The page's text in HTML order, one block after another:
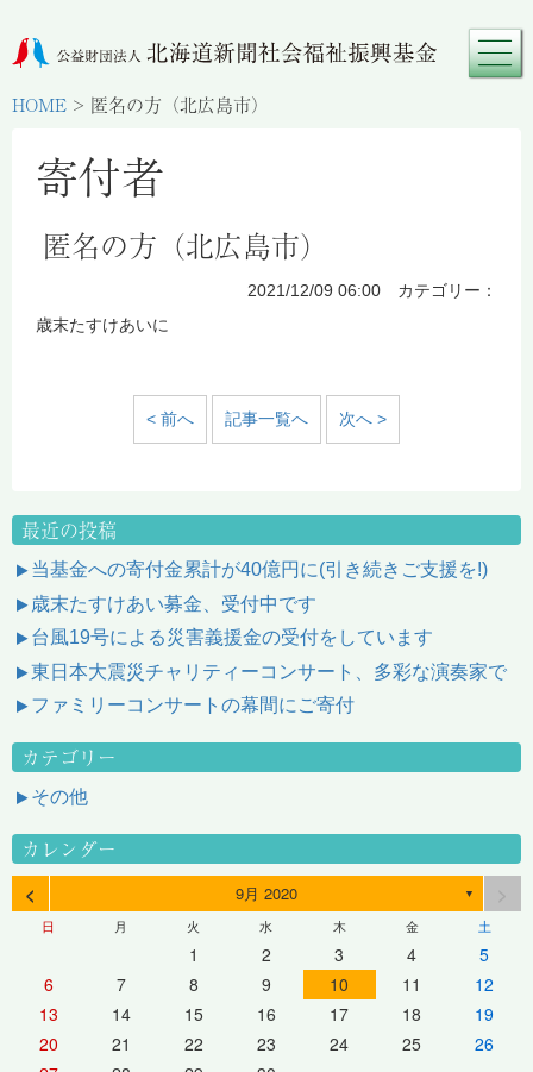
HOME > 匿名の方（北広島市）
寄付者
匿名の方（北広島市）
2021/12/09 06:00 カテゴリー：
歳末たすけあいに
< 前へ 記事一覧へ 次へ >
最近の投稿
当基金への寄付金累計が40億円に(引き続きご支援を!)
歳末たすけあい募金、受付中です
台風19号による災害義援金の受付をしています
東日本大震災チャリティーコンサート、多彩な演奏家で
ファミリーコンサートの幕間にご寄付
カテゴリー
その他
カレンダー
< 9月 2020 ▼
日 月 火 水 木 金 土
1 2 3 4
5
6
7 8 9 10 11
12
13
14 15 16 17 18
19
20
21 22 23 24 25
26